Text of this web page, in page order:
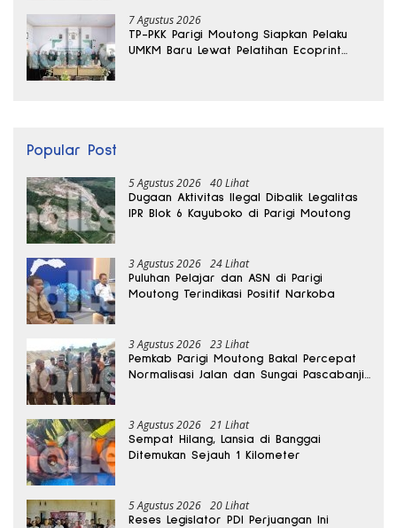
7 Agustus 2026
TP-PKK Parigi Moutong Siapkan Pelaku
UMKM Baru Lewat Pelatihan Ecoprint
Popular Post
5 Agustus 2026 40 Lihat
Dugaan Aktivitas Ilegal Dibalik Legalitas
IPR Blok 6 Kayuboko di Parigi Moutong
3 Agustus 2026 24 Lihat
Puluhan Pelajar dan ASN di Parigi
Moutong Terindikasi Positif Narkoba
3 Agustus 2026 23 Lihat
Pemkab Parigi Moutong Bakal Percepat
Normalisasi Jalan dan Sungai Pascabanjir
3 Agustus 2026 21 Lihat
Sempat Hilang, Lansia di Banggai
Ditemukan Sejauh 1 Kilometer
5 Agustus 2026 20 Lihat
Reses Legislator PDI Perjuangan Ini